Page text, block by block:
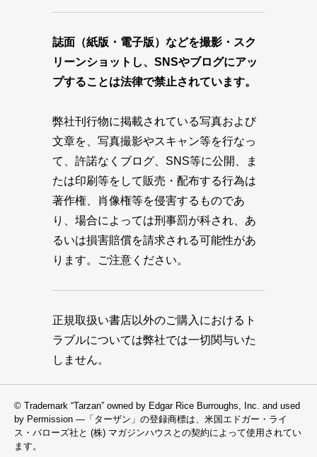
誌面（紙版・電子版）などを撮影・スク
リーンショットし、SNSやブログにアッ
プすることは法律で禁止されています。
弊社刊行物に掲載されている写真および
文章を、写真撮影やスキャン等を行なっ
て、許諾なくブログ、SNS等に公開、ま
たは印刷等をして販売・配布する行為は
著作権、肖像権等を侵害するものであ
り、場合によっては刑事罰が科され、あ
るいは損害賠償を請求される可能性があ
ります。ご注意ください。
正規取扱い書店以外のご購入におけるト
ラブルについては弊社では一切関与いた
しません。
© Trademark “Tarzan” owned by Edgar Rice Burroughs, Inc. and used
by Permission —「ターザン」の登録商標は、米国エドガー・ライ
ス・バローズ社と (株) マガジンハウスとの契約によって使用されてい
ます。